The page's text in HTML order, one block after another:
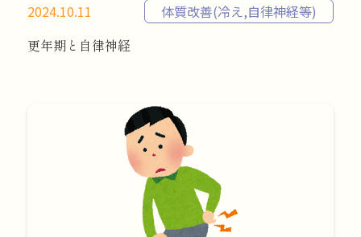
2024.10.11
体質改善(冷え,自律神経等)
更年期と自律神経